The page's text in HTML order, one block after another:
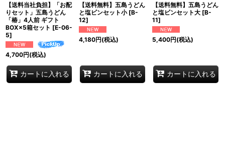
【送料当社負担】「お配
りセット」五島うどん
「椿」4人前 ギフト
BOX×5箱セット [E-06-
5]
4,700円(税込)
カートに入れる
【送料無料】五島うどん
と塩ビンセット小 [B-
12]
4,180円(税込)
カートに入れる
【送料無料】五島うどん
と塩ビンセット大 [B-
11]
5,400円(税込)
カートに入れる